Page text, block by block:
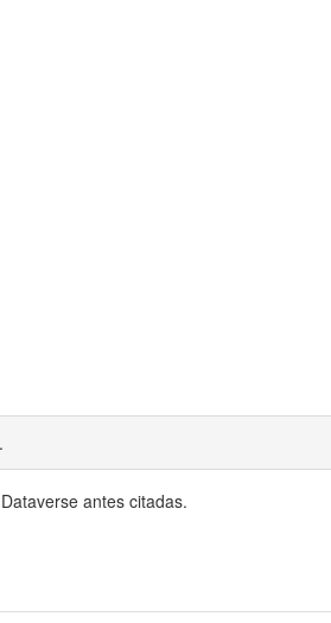
antes citadas.